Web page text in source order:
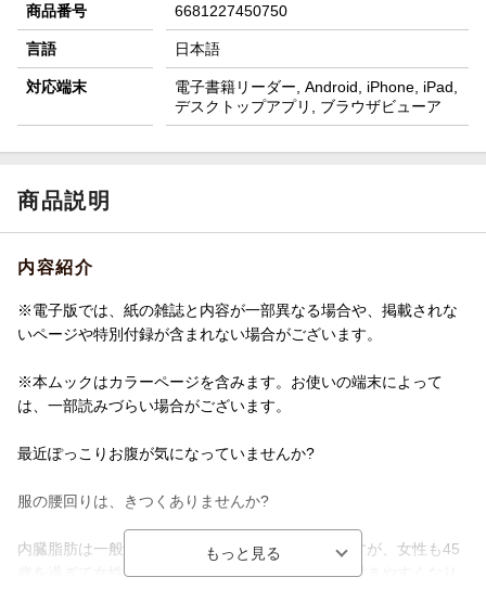
商品番号 6681227450750
言語 日本語
対応端末
電子書籍リーダー, Android, iPhone, iPad,
デスクトップアプリ, ブラウザビューア
商品説明
内容紹介
※電子版では、紙の雑誌と内容が一部異なる場合や、掲載されな
いページや特別付録が含まれない場合がございます。
※本ムックはカラーページを含みます。お使いの端末によって
は、一部読みづらい場合がございます。
最近ぽっこりお腹が気になっていませんか?
服の腰回りは、きつくありませんか?
内臓脂肪は一般的に男性につきやすいイメージですが、女性も45
歳を過ぎて女性ホルモンの分泌が減ると、誰もが付きやすくなり